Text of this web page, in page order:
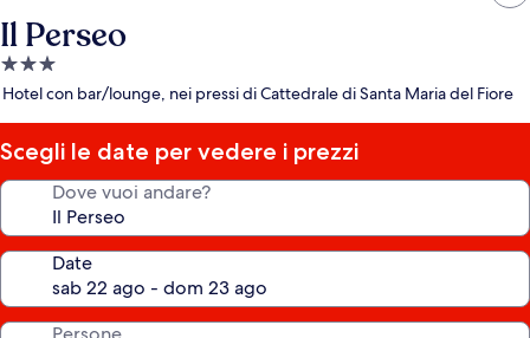
Il Perseo
Struttura
a
stelle
Hotel con bar/lounge, nei pressi di Cattedrale di Santa Maria del Fiore
Scegli le date per vedere i prezzi
Dove vuoi andare?
Date